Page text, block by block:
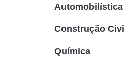
Automobilística
Construção Civil
Química